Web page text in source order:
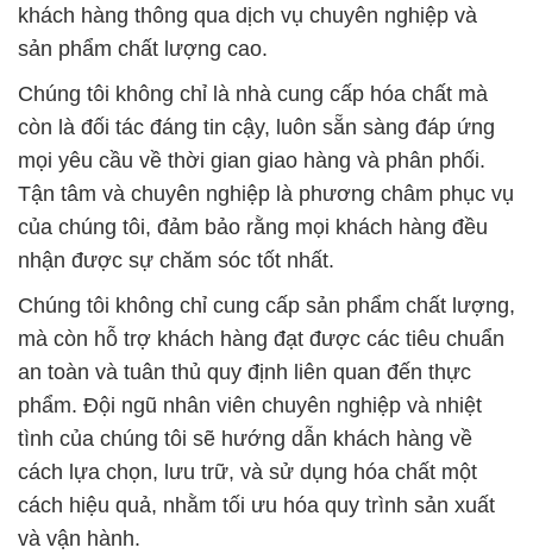
khách hàng thông qua dịch vụ chuyên nghiệp và
sản phẩm chất lượng cao.
Chúng tôi không chỉ là nhà cung cấp hóa chất mà
còn là đối tác đáng tin cậy, luôn sẵn sàng đáp ứng
mọi yêu cầu về thời gian giao hàng và phân phối.
Tận tâm và chuyên nghiệp là phương châm phục vụ
của chúng tôi, đảm bảo rằng mọi khách hàng đều
nhận được sự chăm sóc tốt nhất.
Chúng tôi không chỉ cung cấp sản phẩm chất lượng,
mà còn hỗ trợ khách hàng đạt được các tiêu chuẩn
an toàn và tuân thủ quy định liên quan đến thực
phẩm. Đội ngũ nhân viên chuyên nghiệp và nhiệt
tình của chúng tôi sẽ hướng dẫn khách hàng về
cách lựa chọn, lưu trữ, và sử dụng hóa chất một
cách hiệu quả, nhằm tối ưu hóa quy trình sản xuất
và vận hành.